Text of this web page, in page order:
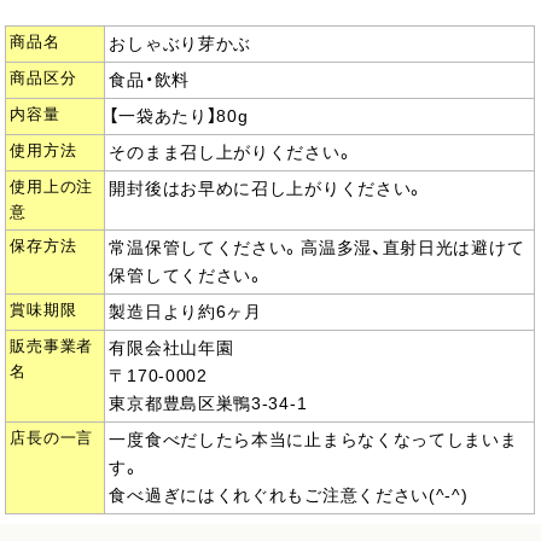
商品名 おしゃぶり芽かぶ
商品区分 食品・飲料
内容量 【一袋あたり】80g
使用方法 そのまま召し上がりください。
使用上の注
意
開封後はお早めに召し上がりください。
保存方法
常温保管してください。高温多湿、直射日光は避けて
保管してください。
賞味期限 製造日より約6ヶ月
販売事業者
名
有限会社山年園
〒170-0002
東京都豊島区巣鴨3-34-1
店長の一言
一度食べだしたら本当に止まらなくなってしまいま
す。
食べ過ぎにはくれぐれもご注意ください(^-^)